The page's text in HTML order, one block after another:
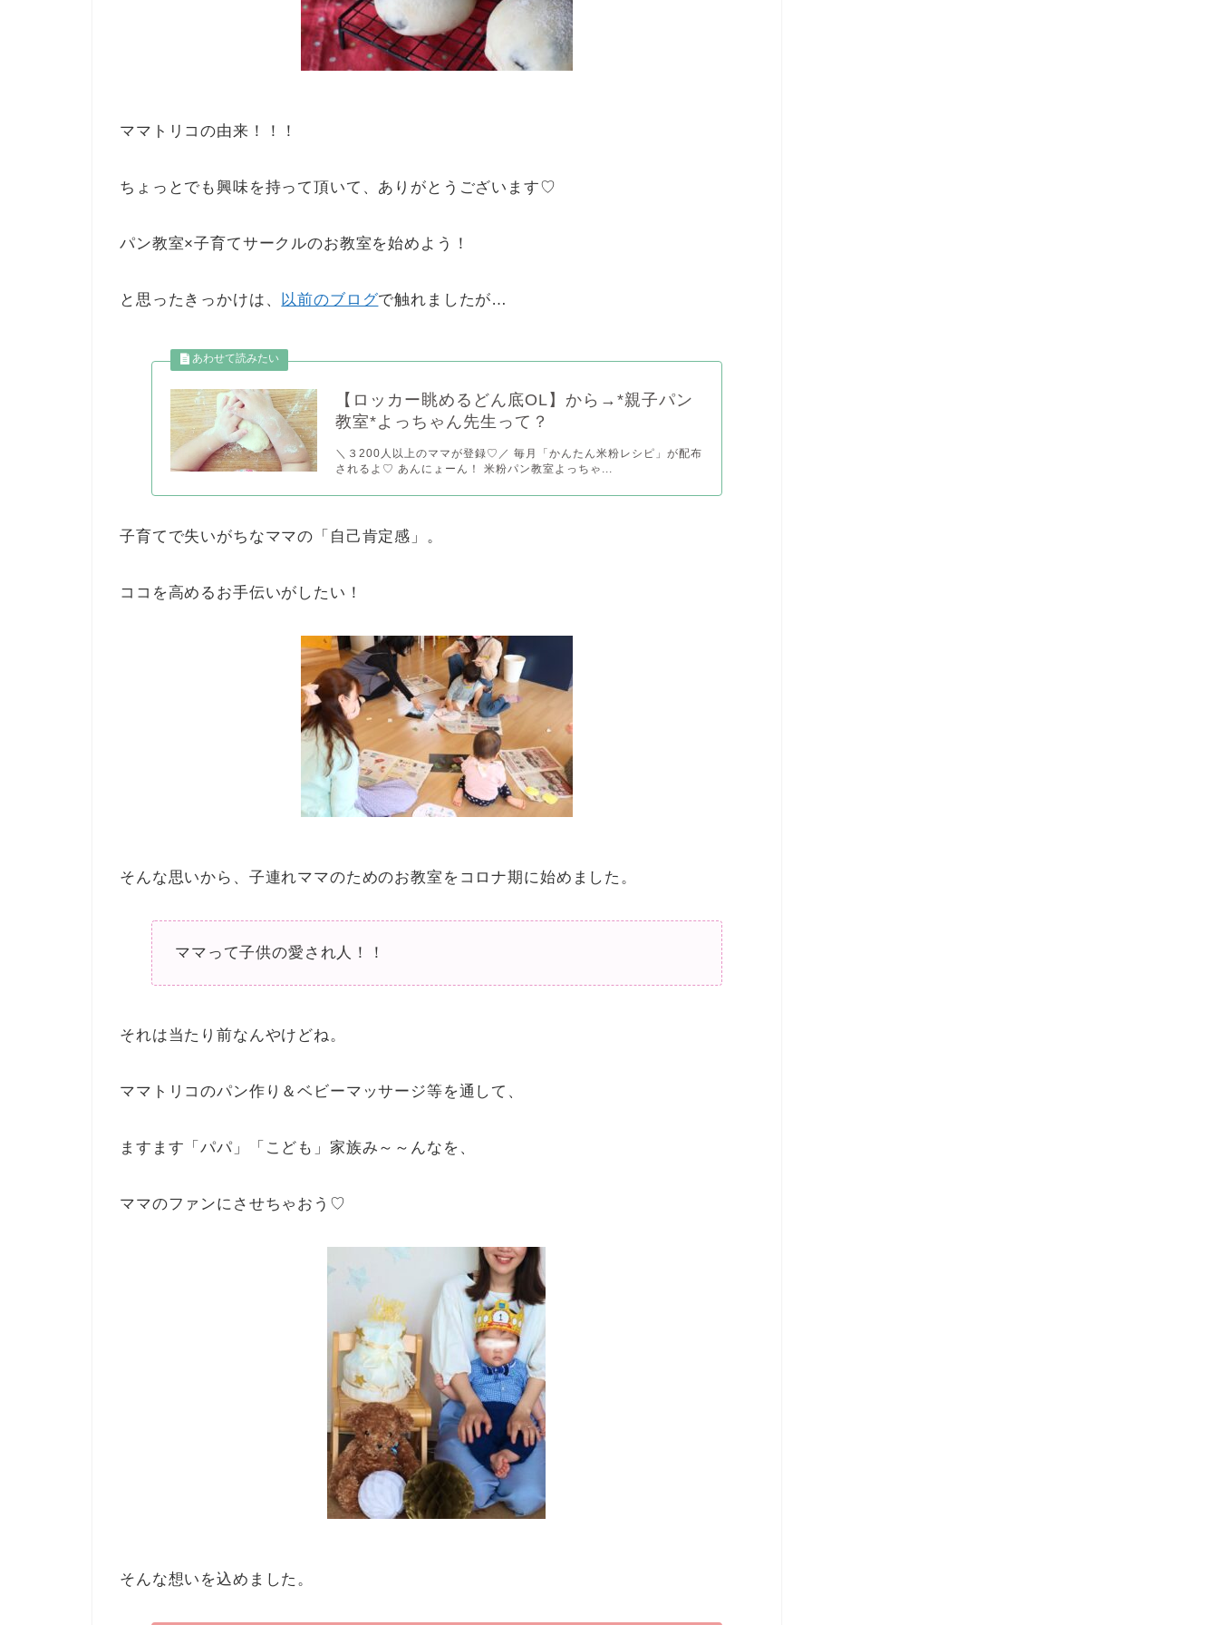
ママトリコの由来！！！
ちょっとでも興味を持って頂いて、ありがとうございます♡
パン教室×子育てサークルのお教室を始めよう！
と思ったきっかけは、 以前のブログで触れましたが…
【ロッカー眺めるどん底OL】から→*親子パン
教室*よっちゃん先生って？
＼３200人以上のママが登録♡／ 毎月「かんたん米粉レシピ」が配布
されるよ♡ あんにょーん！ 米粉パン教室よっちゃ...
子育てで失いがちなママの「自己肯定感」。
ココを高めるお手伝いがしたい！
そんな思いから、子連れママのためのお教室をコロナ期に始めました。
ママって子供の愛され人！！
それは当たり前なんやけどね。
ママトリコのパン作り＆ベビーマッサージ等を通して、
ますます「パパ」「こども」家族み～～んなを、
ママのファンにさせちゃおう♡
そんな想いを込めました。